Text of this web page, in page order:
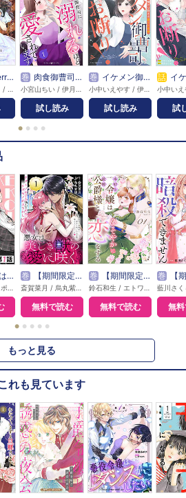
曹司～ 巻 肉食御曹司に溺れるほど愛されています【分冊版】
試し読み
巻 イケメン御曹司はお断り！～極上彼氏の嘘から始まる愛され生活～
試し読み
話 イケメン御曹司はお
試
● ● ● ●
版】 巻 【期間限定無料】悪女は美しき獣の愛に咲く（単話版）
無料で読む
巻 【期間限定無料】本好き令嬢は敏腕公爵様とひそやかに恋をする
無料で読む
巻 【期間限定無料
無
● ● ● ● ●
もっと見る
れも見ています